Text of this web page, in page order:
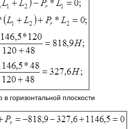
горизонтальной плоскости